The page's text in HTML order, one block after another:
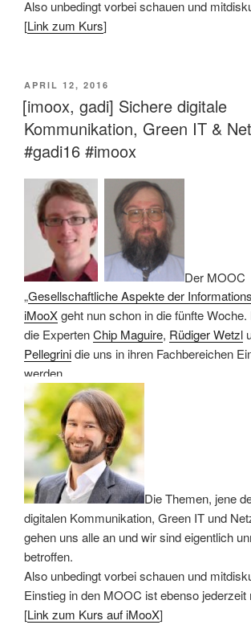
Also unbedingt vorbei schauen und
[Link zum Kurs]
VERÖFFENTLICHT
AM
APRIL 12, 2016
[imoox, gadi] Sichere digitale
Kommunikation, Green IT &
#gadi16 #imoox
Der MOOC
„Gesellschaftliche Aspekte der
iMooXgeht nun schon in die fünfte
die ExpertenChip Maguire, Rüdiger Wetzl
Pellegrinidie uns in ihren Fachbereichen
werden.
Die Themen, jene
digitalen Kommunikation, Green IT und
gehen uns alle an und wir sind eigentlich
betroffen.
Also unbedingt vorbei schauen und
Einstieg in den MOOC ist ebenso jederzeit
[Link zum Kurs auf iMooX]